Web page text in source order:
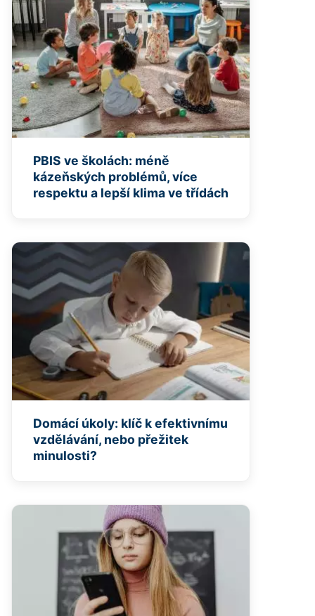
PBIS ve školách: méně
kázeňských problémů, více
respektu a lepší klima ve třídách
Domácí úkoly: klíč k efektivnímu
vzdělávání, nebo přežitek
minulosti?